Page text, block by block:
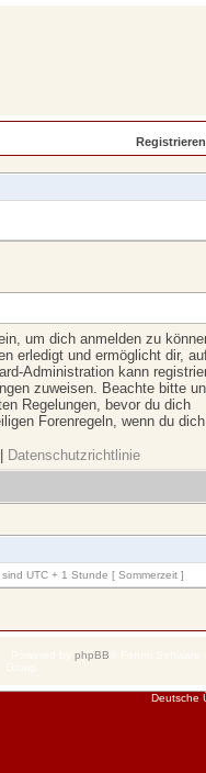
Registrieren
um dich anmelden zu
erledigt und ermöglicht dir,
Administration kann
zuweisen. Beachte bitte
Regelungen, bevor du dich
Forenregeln, wenn du
Datenschutzrichtlinie
UTC + 1 Stunde [ Sommerzeit ]
phpBB
Deutsche